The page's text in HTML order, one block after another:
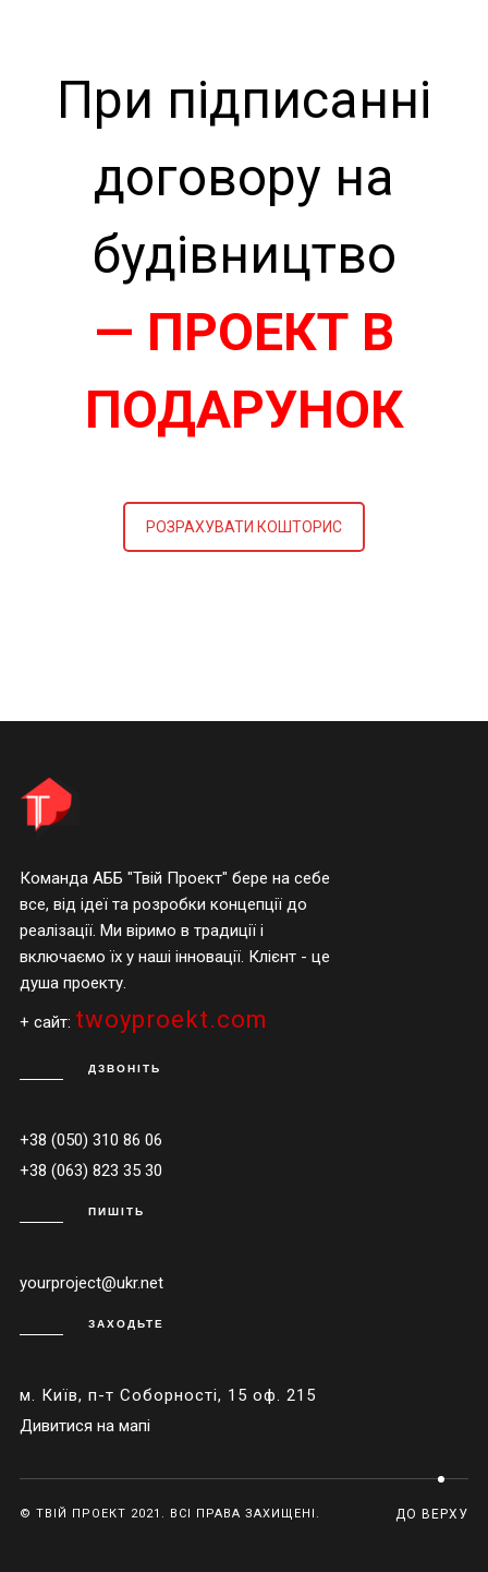
При підписанні
договору на
будівництво
— ПРОЕКТ В
ПОДАРУНОК
РОЗРАХУВАТИ КОШТОРИС
Команда АББ "Твій Проект" бере на себе
все, від ідеї та розробки концепції до
реалізації. Ми віримо в традиції і
включаємо їх у наші інновації. Клієнт - це
душа проекту.
+ сайт: twoyproekt.com
ДЗВОНІТЬ
+38 (050) 310 86 06
+38 (063) 823 35 30
ПИШІТЬ
yourproject@ukr.net
ЗАХОДЬТЕ
м. Київ, п-т Соборності, 15 оф. 215
Дивитися на мапі
© ТВІЙ ПРОЕКТ 2021. ВСІ ПРАВА ЗАХИЩЕНІ. ДО ВЕРХУ